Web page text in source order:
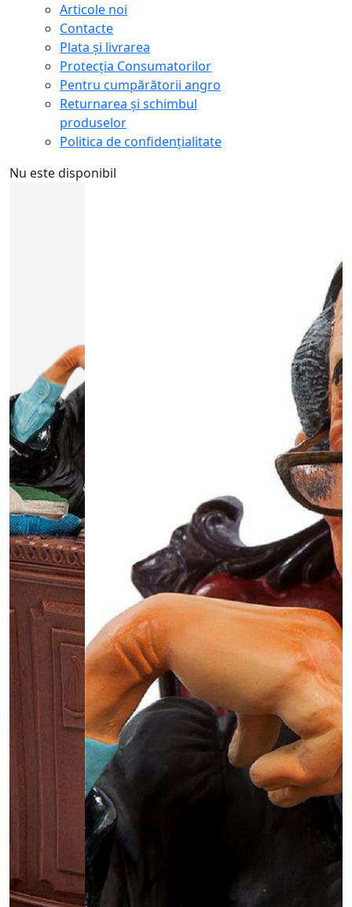
Articole noi
Contacte
Plata și livrarea
Protecţia Consumatorilor
Pentru cumpărătorii angro
Returnarea și schimbul
produselor
Politica de confidențialitate
Nu este disponibil